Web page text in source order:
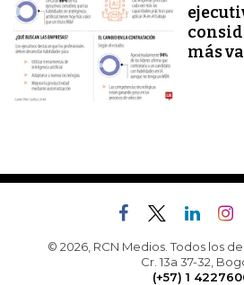
más
© 2026, RCN Medios. Todos los
Cr. 13a 37-32,
(+57) 1